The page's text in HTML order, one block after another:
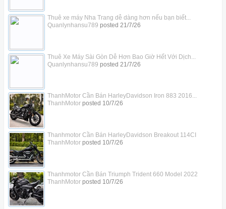
Thuê xe máy Nha Trang dễ dàng hơn nếu bạn biết...
Quanlynhansu789 posted 21/7/26
Thuê Xe Máy Sài Gòn Dễ Hơn Bao Giờ Hết Với Dịch...
Quanlynhansu789 posted 21/7/26
ThanhMotor Cần Bán HarleyDavidson Iron 883 2016...
ThanhMotorposted 10/7/26
Thanhmotor Cần Bán HarleyDavidson Breakout 114CI
ThanhMotorposted 10/7/26
Thanhmotor Cần Bán Triumph Trident 660 Model 2022
ThanhMotorposted 10/7/26